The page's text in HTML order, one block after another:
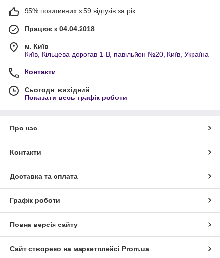
95% позитивних з 59 відгуків за рік
Працює з 04.04.2018
м. Київ
Київ, Кільцева дорогав 1-В, павільйон №20, Київ, Україна
Контакти
Сьогодні вихідний
Показати весь графік роботи
Про нас
Контакти
Доставка та оплата
Графік роботи
Повна версія сайту
Сайт створено на маркетплейсі Prom.ua